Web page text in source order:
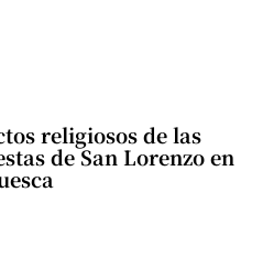
religiosos de las
de San Lorenzo en